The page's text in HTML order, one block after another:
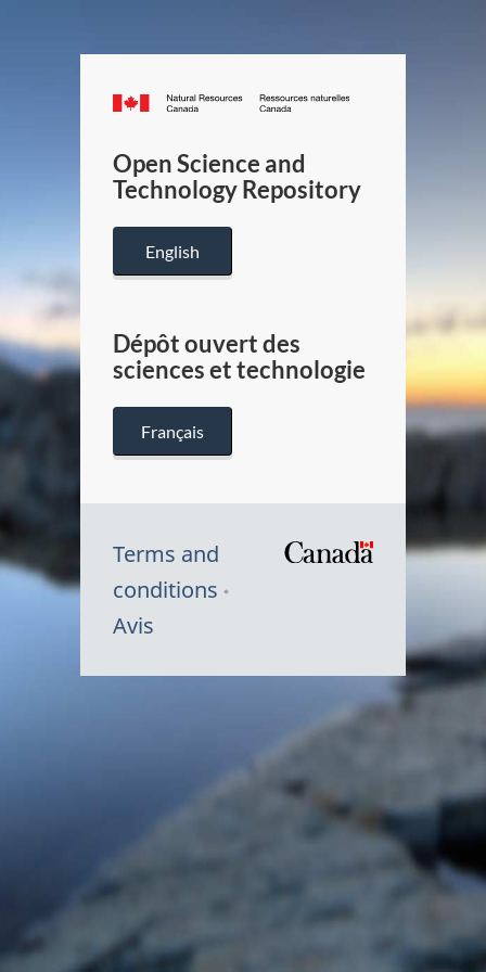
Canada.ca
/
Canada
Open Science and
Technology Repository
English
Dépôt ouvert des
sciences et technologie
Français
Terms and
conditions
Avis
du